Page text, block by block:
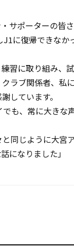
サポーターの皆さ
に復帰できなか
習に取り組み、
ラブ関係者、私
しています。
も、常に大きな
同じように大宮
になりました」